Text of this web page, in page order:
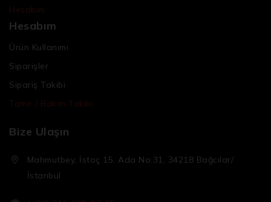
Hesabım
Hesabım
Ürün Kullanımı
Siparişler
Sipariş Takibi
Tamir / Bakım Takibi
Bize Ulaşın
Mahmutbey, İstoç 15. Ada No:31, 34218 Bağcılar/
İstanbul